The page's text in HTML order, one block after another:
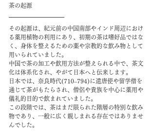
茶の起源
その起源は、紀元前の中国南部やインド周辺におけ
る薬用植物の利用にあり、初期の茶は嗜好品ではな
く、身体を整えるための薬や宗教的な飲み物として
用いられていました。
中国で茶の加工や飲用方法が整えられる中で、茶文
化は体系化され、やがて日本へと伝来します。
日本では、奈良時代(710–794)に遣唐使や留学僧を
通じて茶がもたらされ、僧侶や貴族を中心に薬用や
儀礼的目的で飲まれていました。
この段階では、茶はまだ限られた階層の特別な飲み
物であり、一般に広く親しまれる存在ではありませ
んでした。